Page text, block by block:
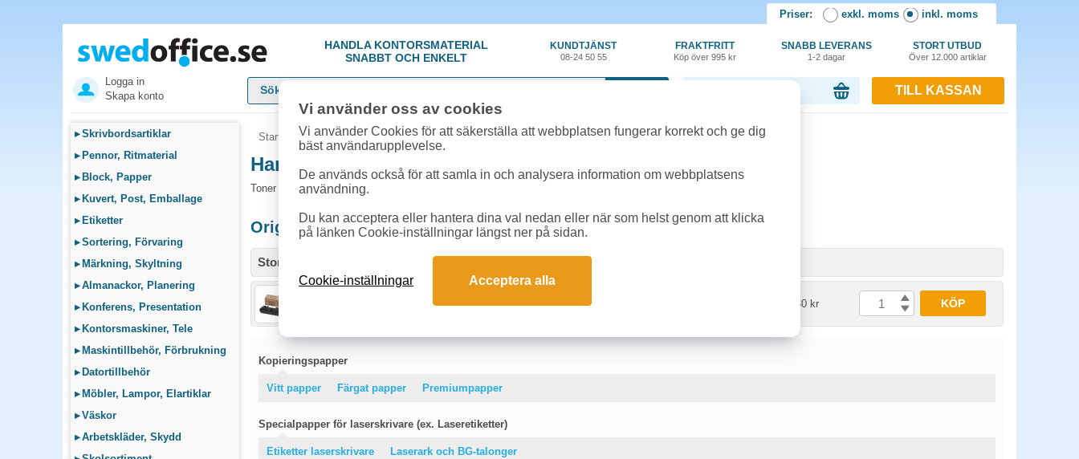
Priser: exkl. moms inkl. moms
HANDLA KONTORSMATERIAL
SNABBT OCH ENKELT
KUNDTJÄNST
08-24 50 55
FRAKTFRITT
Köp över 995 kr
SNABB LEVERANS
1-2 dagar
STORT UTBUD
Över 12.000 artiklar
Logga in
Skapa konto
TILL KASSAN
▸Skrivbordsartiklar
▸ Pennor, Ritmaterial
▸ Block, Papper
▸ Kuvert, Post, Emballage
▸ Etiketter
▸Sortering, Förvaring
▸ Märkning, Skyltning
▸Almanackor, Planering
▸ Konferens, Presentation
▸ Kontorsmaskiner, Tele
▸ Maskintillbehör, Förbrukning
▸ Datortillbehör
▸ Möbler, Lampor, Elartiklar
▸Väskor
▸Arbetskläder, Skydd
Startsida » Sök bläck & toner»Kyocera FS-1018MFP
Handla Toner till Kyocera FS-1018MFP online
Toner och tillbehör som passar till Kyocera FS-1018MFP
Originalprodukter till Kyocera FS-1018MFP
Storlek / info
Toner Kyocera FS1020D TK18 1636.30 kr KÖP
Kopieringspapper
Vitt papper Färgat papper Premiumpapper
Specialpapper för laserskrivare (ex. Laseretiketter)
Etiketter laserskrivare Laserark och BG-talonger
Vi använder oss av cookies
Vi använder Cookies för att säkerställa att webbplatsen fungerar korrekt och ge dig
bäst användarupplevelse.
De används också för att samla in och analysera information om webbplatsens
användning.
Du kan acceptera eller hantera dina val nedan eller när som helst genom att klicka
på länken Cookie-inställningar längst ner på sidan.
Cookie-inställningar Acceptera alla